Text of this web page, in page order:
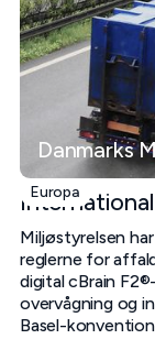
Danmarks
Europa
Miljøstyrelsen
reglerne for
digital cBrain
overvågning og
Basel-